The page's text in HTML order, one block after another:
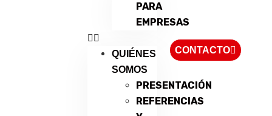
PARA
EMPRESAS
QUIÉNES
SOMOS
PRESENTACIÓN
REFERENCIAS
CONTACTO